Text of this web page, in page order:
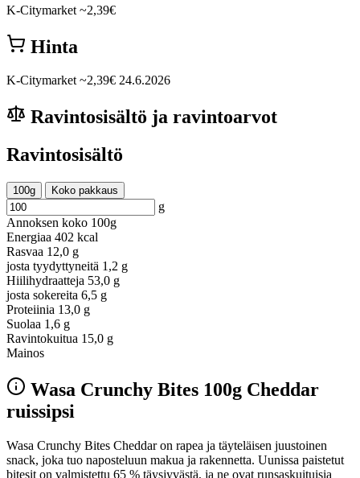
K-Citymarket ~2,39€
Hinta
K-Citymarket ~2,39€ 24.6.2026
Ravintosisältö ja ravintoarvot
Ravintosisältö
100g Koko pakkaus
g
Annoksen koko 100g
Energiaa 402 kcal
Rasvaa 12,0 g
josta tyydyttyneitä 1,2 g
Hiilihydraatteja 53,0 g
josta sokereita 6,5 g
Proteiinia 13,0 g
Suolaa 1,6 g
Ravintokuitua 15,0 g
Mainos
Wasa Crunchy Bites 100g Cheddar
ruissipsi
Wasa Crunchy Bites Cheddar on rapea ja täyteläisen juustoinen
snack, joka tuo naposteluun makua ja rakennetta. Uunissa paistetut
bitesit on valmistettu 65 % täysjyvästä, ja ne ovat runsaskuituisia